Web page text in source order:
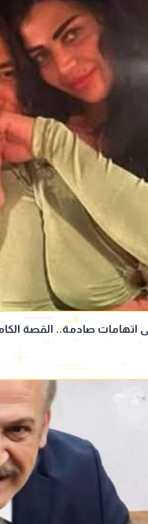
اتهامات صادمة.. القصة